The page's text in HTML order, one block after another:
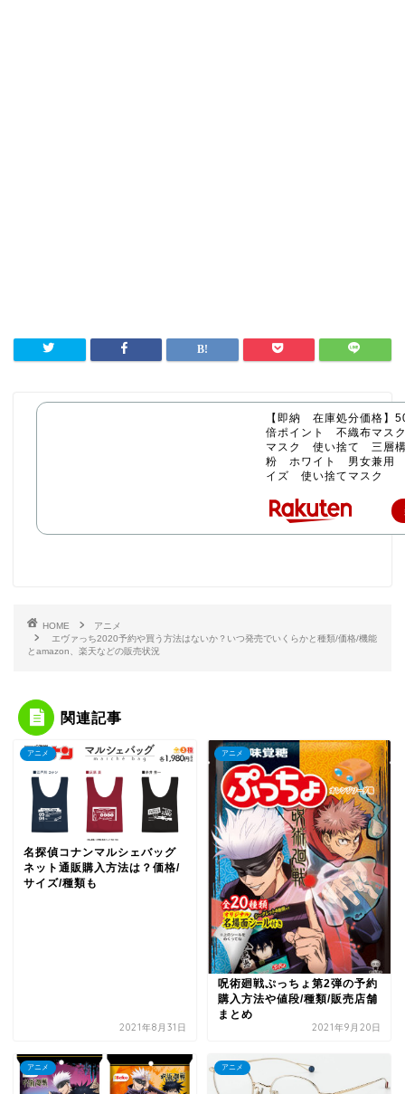
【即納 在庫処分価格
倍ポイント 不織布マ
マスク 使い捨て 三層
粉 ホワイト 男女兼用
イズ 使い捨てマスク
HOME
アニメ
エヴァっち2020予約や買う方法はないか？いつ発売でいくらかと種類/価格/機能
とamazon、楽天などの販売状況
関連記事
アニメ
名探偵コナンマルシェバッグ
ネット通販購入方法は？価格/
サイズ/種類も
2021年8月31日
アニメ
呪術廻戦ぷっちょ第2弾の予約
購入方法や値段/種類/販売店舗
まとめ
2021年9月20日
アニメ アニメ